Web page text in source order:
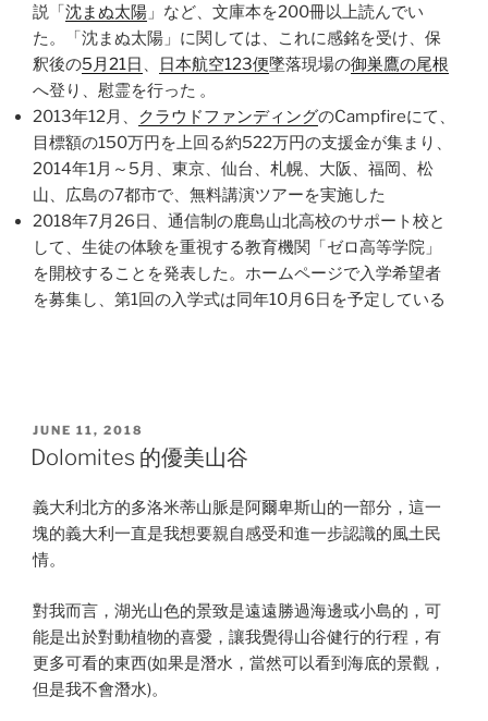
説「沈まぬ太陽 」など、文庫本を200冊以上読んでい
た。「沈まぬ太陽」に関しては、これに感銘を受け、保
釈後の5月21日 日本航空123便墜落現場の御巣鷹の尾根
へ登り、慰霊を行った 。
2013年12月、
クラウドファンディングのCampfireにて、
目標額の150万円を上回る約522万円の支援金が集まり、
2014年1月～5月、東京、仙台、札幌、大阪、福岡、松
山、広島の7都市で、無料講演ツアーを実施した
2018年7月26日、通信制の鹿島山北高校のサポート校と
して、生徒の体験を重視する教育機関「ゼロ高等学院」
を開校することを発表した。ホームページで入学希望者
を募集し、第1回の入学式は同年10月6日を予定している
POSTED
ON
JUNE 11, 2018
Dolomites 的優美山谷
義大利北方的多洛米蒂山脈是阿爾卑斯山的一部分，這一
塊的義大利一直是我想要親自感受和進一步認識的風土民
情。
對我而言，湖光山色的景致是遠遠勝過海邊或小島的，可
能是出於對動植物的喜愛，讓我覺得山谷健行的行程，有
更多可看的東西(如果是潛水，當然可以看到海底的景觀，
但是我不會潛水)。